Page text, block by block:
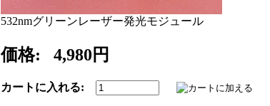
532nmグリーンレーザー発光モジュール
価格: 4,980円
カートに入れる: